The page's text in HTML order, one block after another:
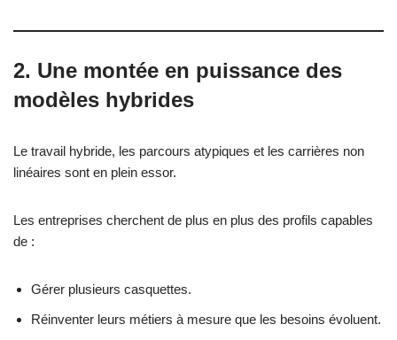
2. Une montée en puissance des
modèles hybrides
Le travail hybride, les parcours atypiques et les carrières non
linéaires sont en plein essor.
Les entreprises cherchent de plus en plus des profils capables
de :
Gérer plusieurs casquettes.
Réinventer leurs métiers à mesure que les besoins évoluent.